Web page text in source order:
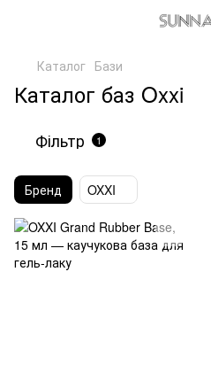
Каталог Бази
Каталог баз Oxxi
Фільтр 1
Бренд OXXI